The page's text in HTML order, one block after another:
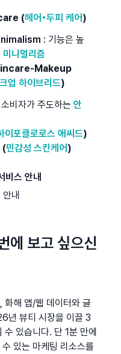
(헤어•두피 케어 )
: 기능은 높
미니멀리즘
Makeup
업 하이브리드)
비자가 주도하는 안
이포클로로스 애씨드)
(민감성 스킨케어 )
비스 안내
내
에 보고 싶으신
화해 앱/웹 데이터와 글
년 뷰티 시장을 이끌 3
수 있습니다. 단 1분 만에
있는 마케팅 리소스를